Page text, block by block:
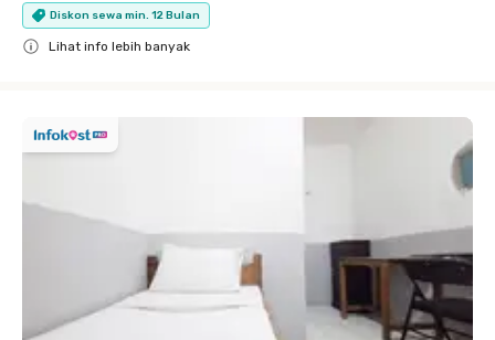
Diskon sewa min. 12 Bulan
Lihat info lebih banyak